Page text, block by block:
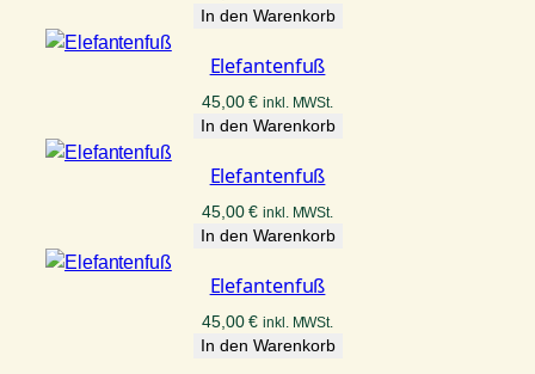
In den Warenkorb
Elefantenfuß
45,00€ inkl. MWSt.
In den Warenkorb
Elefantenfuß
45,00€ inkl. MWSt.
In den Warenkorb
Elefantenfuß
45,00€ inkl. MWSt.
In den Warenkorb